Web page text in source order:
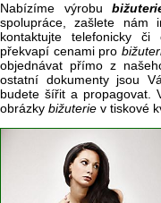
Nabízíme výrobu
spolupráce, zašlete nám
kontaktujte telefonicky
překvapí cenami pro
objednávat přímo z
ostatní dokumenty jsou
budete šířit a propagovat.
obrázky bižuterie v tiskové